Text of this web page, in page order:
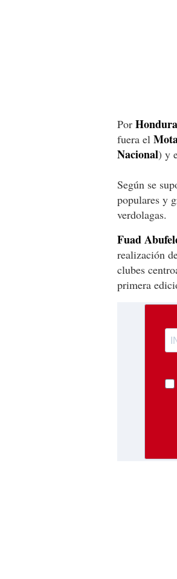
Por
fuera el
Nacional) y
Según se
populares y
verdolagas.
Fuad
realización
clubes
primera